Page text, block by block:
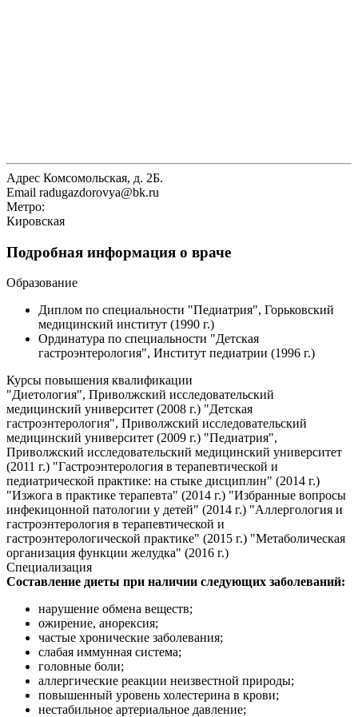
Адрес Комсомольская, д. 2Б.
Email radugazdorovya@bk.ru
Метро:
Кировская
Подробная информация о враче
Образование
Диплом по специальности "Педиатрия", Горьковский
медицинский институт (1990 г.)
Ординатура по специальности "Детская
гастроэнтерология", Институт педиатрии (1996 г.)
Курсы повышения квалификации
"Диетология", Приволжский исследовательский
медицинский университет (2008 г.) "Детская
гастроэнтерология", Приволжский исследовательский
медицинский университет (2009 г.) "Педиатрия",
Приволжский исследовательский медицинский университет
(2011 г.) "Гастроэнтерология в терапевтической и
педиатрической практике: на стыке дисциплин" (2014 г.)
"Изжога в практике терапевта" (2014 г.) "Избранные вопросы
инфекицонной патологии у детей" (2014 г.) "Аллергология и
гастроэнтерология в терапевтической и
гастроэнтерологической практике" (2015 г.) "Метаболическая
организация функции желудка" (2016 г.)
Специализация
Составление диеты при наличии следующих заболеваний:
нарушение обмена веществ;
ожирение, анорексия;
частые хронические заболевания;
слабая иммунная система;
головные боли;
аллергические реакции неизвестной природы;
повышенный уровень холестерина в крови;
нестабильное артериальное давление;